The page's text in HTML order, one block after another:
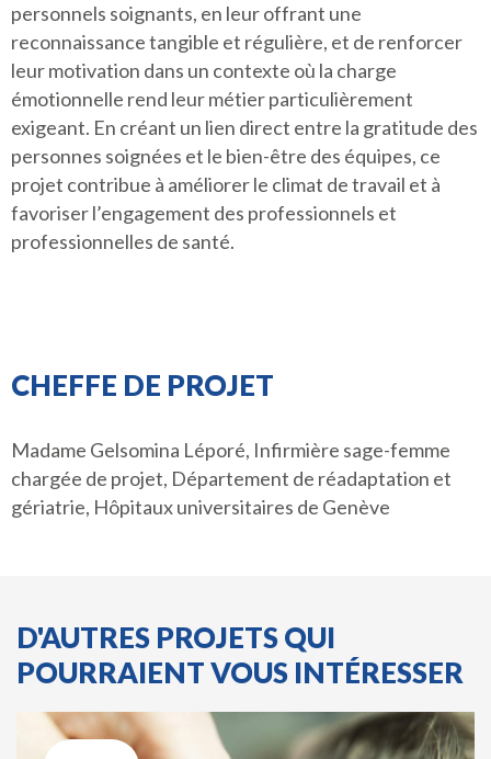
personnels soignants, en leur offrant une
reconnaissance tangible et régulière, et de renforcer
leur motivation dans un contexte où la charge
émotionnelle rend leur métier particulièrement
exigeant. En créant un lien direct entre la gratitude des
personnes soignées et le bien-être des équipes, ce
projet contribue à améliorer le climat de travail et à
favoriser l’engagement des professionnels et
professionnelles de santé.
CHEFFE DE PROJET
Madame Gelsomina Léporé, Infirmière sage-femme
chargée de projet, Département de réadaptation et
gériatrie, Hôpitaux universitaires de Genève
D'AUTRES PROJETS QUI
POURRAIENT VOUS INTÉRESSER